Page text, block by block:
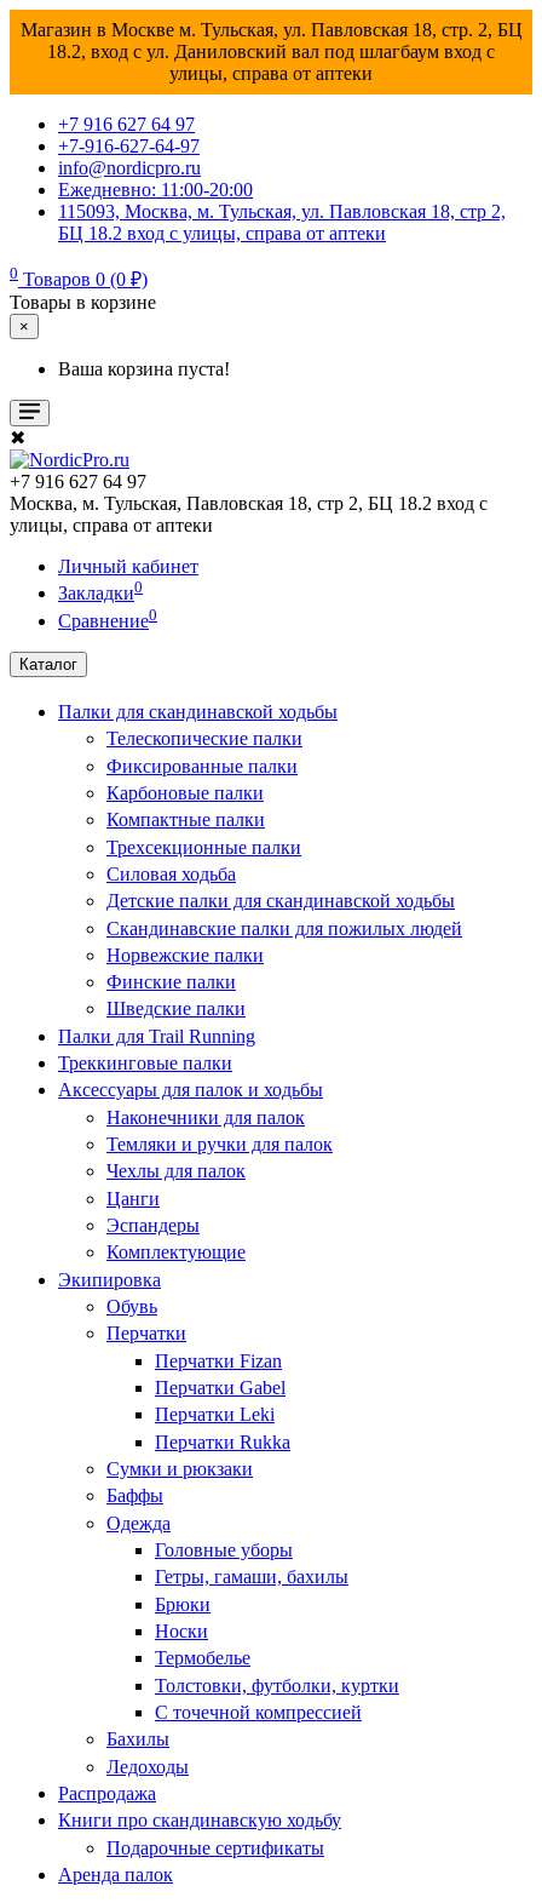
Магазин в Москве м. Тульская, ул. Павловская 18, стр. 2, БЦ
18.2, вход с ул. Даниловский вал под шлагбаум вход с
улицы, справа от аптеки
+7 916 627 64 97
+7-916-627-64-97
info@nordicpro.ru
Ежедневно: 11:00-20:00
115093, Москва, м. Тульская, ул. Павловская 18, стр 2,
БЦ 18.2 вход с улицы, справа от аптеки
0 Товаров 0 (0 ₽)
Товары в корзине
×
Ваша корзина пуста!
✖
+7 916 627 64 97
Москва, м. Тульская, Павловская 18, стр 2, БЦ 18.2 вход с
улицы, справа от аптеки
Личный кабинет
Закладки0
Сравнение0
Каталог
Палки для скандинавской ходьбы
Телескопические палки
Фиксированные палки
Карбоновые палки
Компактные палки
Трехсекционные палки
Силовая ходьба
Детские палки для скандинавской ходьбы
Скандинавские палки для пожилых людей
Норвежские палки
Финские палки
Шведские палки
Палки для Trail Running
Треккинговые палки
Аксессуары для палок и ходьбы
Наконечники для палок
Темляки и ручки для палок
Чехлы для палок
Цанги
Эспандеры
Комплектующие
Экипировка
Обувь
Перчатки
Перчатки Fizan
Перчатки Gabel
Перчатки Leki
Перчатки Rukka
Сумки и рюкзаки
Баффы
Одежда
Головные уборы
Гетры, гамаши, бахилы
Брюки
Носки
Термобелье
Толстовки, футболки, куртки
С точечной компрессией
Бахилы
Ледоходы
Распродажа
Книги про скандинавскую ходьбу
Подарочные сертификаты
Аренда палок